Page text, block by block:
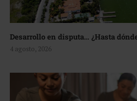
Desarrollo en disputa… ¿Hasta
4 agosto, 2026